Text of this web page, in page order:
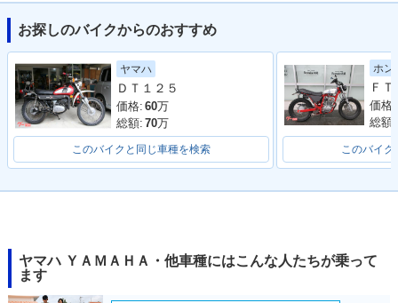
お探しのバイクからのおすすめ
ヤマハ
ＤＴ１２５
価格: 60万
総額: 70万
このバイクと同じ車種を検索
ホン
価格:
総額:
このバイク
ヤマハ ＹＡＭＡＨＡ・他車種にはこんな人たちが乗って
ます